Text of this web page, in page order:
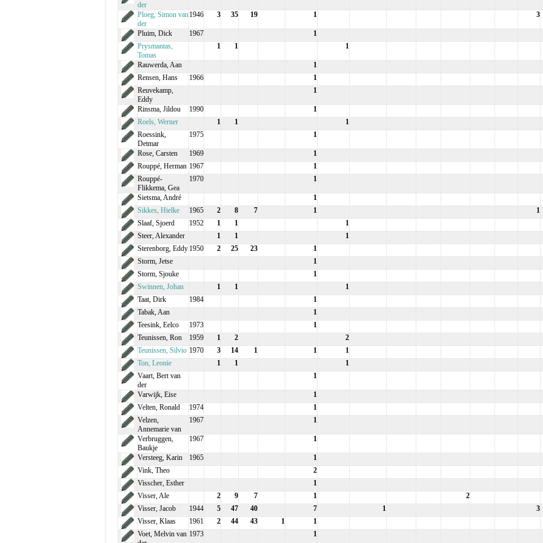
der
Ploeg, Simon van
der
1946 3 35 19 1 3
Pluim, Dick 1967
1
Prysmantas,
Tomas
1 1 1
Rauwerda, Aan
1
Rensen, Hans
1966
1
Reuvekamp,
Eddy
1
Rinsma, Jildou 1990
1
Roels, Werner
1 1
1
Roessink,
Detmar
1975 1
Rose, Carsten 1969
1
Rouppé, Herman 1967
1
Rouppé-
Flikkema, Gea
1970 1
Sietsma, André
1
Sikkes, Hielke
1965 2 8 7 1
1
Slaaf, Sjoerd
1952 1 1
1
Steer, Alexander
1 1
1
Sterenborg, Eddy 1950 2 25 23
1
Storm, Jetse
1
Storm, Sjouke
1
Swinnen, Johan
1 1
1
Taat, Dirk
1984
1
Tabak, Aan
1
Teesink, Eelco
1973
1
Teunissen, Ron
1959 1 2
2
Teunissen, Silvio 1970 3 14 1 1
1
Ton, Leonie
1 1
1
Vaart, Bert van
der
1
Varwijk, Eise
1
Velten, Ronald
1974
1
Velzen,
Annemarie van
1967 1
Verbruggen,
Baukje
1967 1
Versteeg, Karin 1965
1
Vink, Theo
2
Visscher, Esther
1
Visser, Ale
2 9 7 1
2
Visser, Jacob
1944 5 47 40 7 1
3
Visser, Klaas
1961 2 44 43 1
1
Voet, Melvin van 1973 1